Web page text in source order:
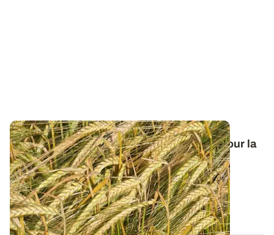
Orge de printemps : nos préconisations pour la
campagne 2026
Retrouvez tous les résultats d’essais de la dernière
campagne et nos préconisations pour...
13 FÉVR. 2026